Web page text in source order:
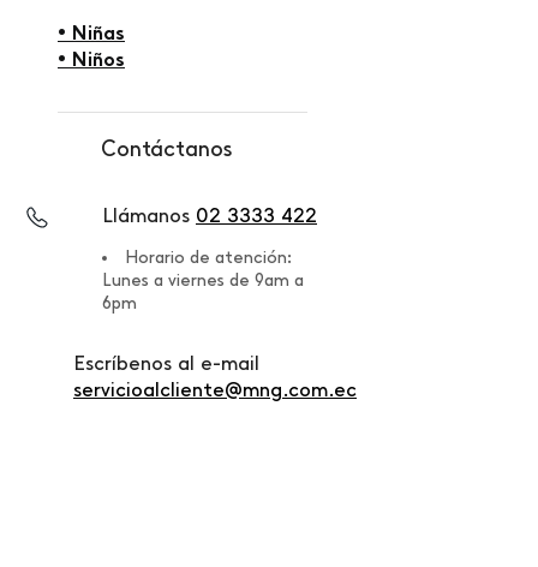
• Niñas
• Niños
Contáctanos
Llámanos 02 3333 422
Horario de atención:
Lunes a viernes de 9am a
6pm
Escríbenos al e-mail
servicioalcliente@mng.com.ec